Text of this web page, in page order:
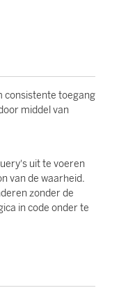
consistente toegang
middel van
uit te voeren
van de waarheid.
zonder de
in code onder te